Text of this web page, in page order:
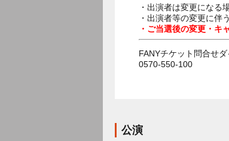
・出演者は変更になる
・出演者等の変更に伴
・ご当選後の変更・キ
FANYチケット問合せ
0570-550-100
公演